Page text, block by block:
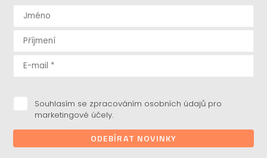
Souhlasím se zpracováním osobních údajů pro
marketingové účely.
ODEBÍRAT NOVINKY